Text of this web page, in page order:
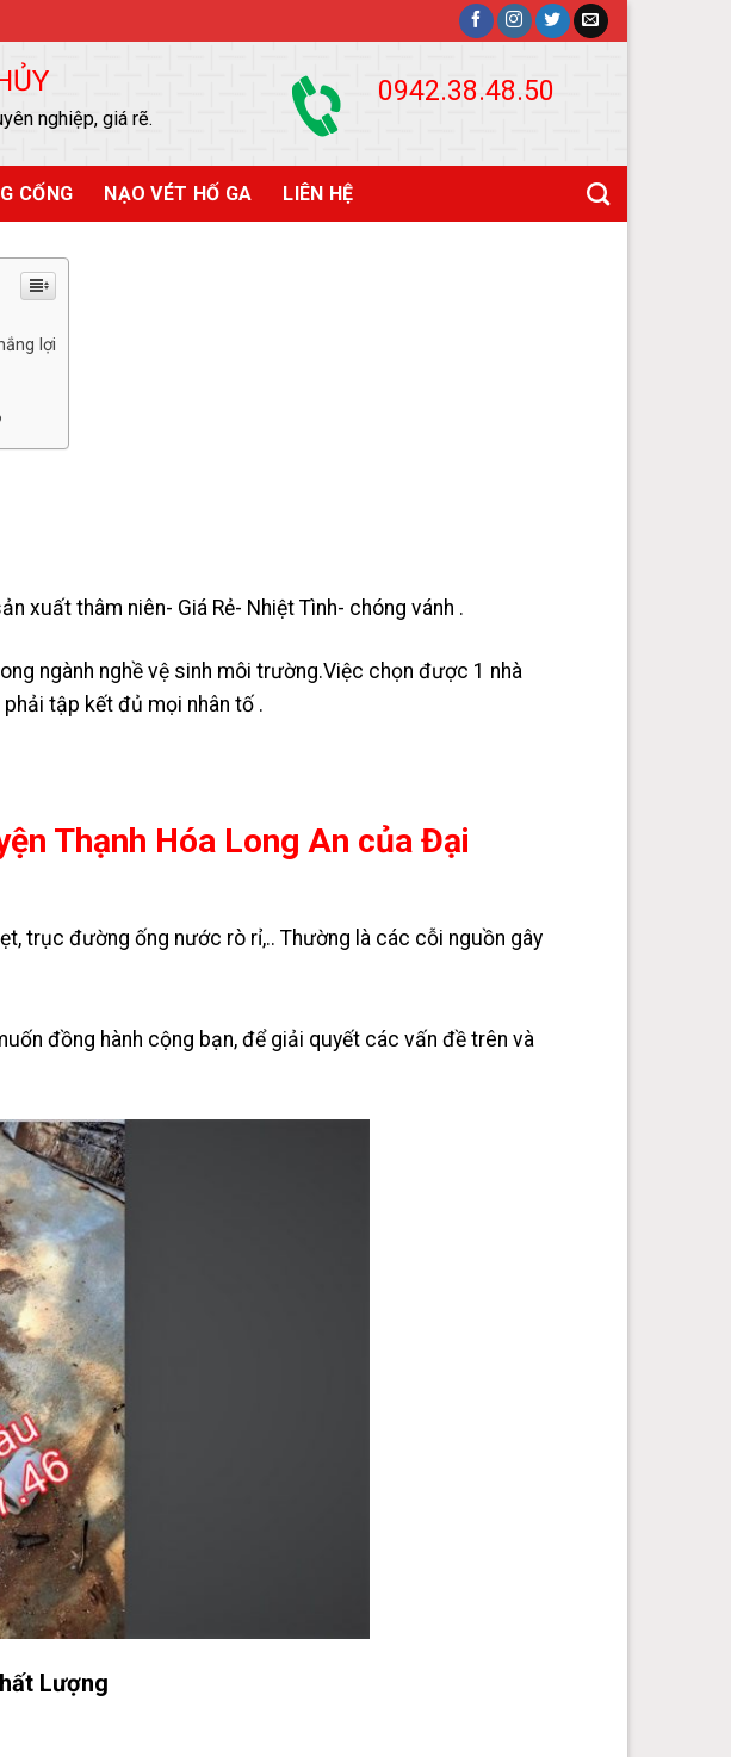
nghiệp, giá rẽ.
0942.38.48.50
CỐNG NẠO VÉT HỐ GA LIÊN HỆ
lợi
xuất thâm niên- Giá Rẻ- Nhiệt Tình- chóng vánh .
ngành nghề vệ sinh môi trường.Việc chọn được 1 nhà
tập kết đủ mọi nhân tố .
Thạnh Hóa Long An của Đại
trục đường ống nước rò rỉ,.. Thường là các cỗi nguồn gây
đồng hành cộng bạn, để giải quyết các vấn đề trên và
Lượng